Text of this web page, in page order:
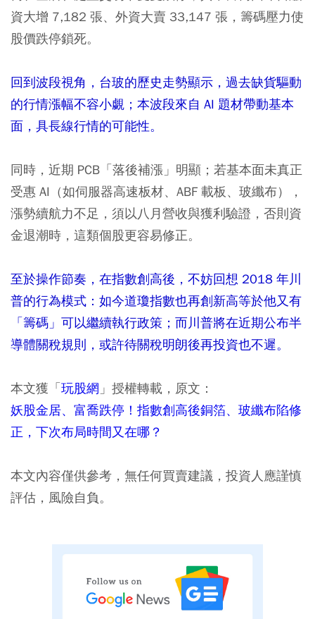
資大增 7,182 張、外資大賣 33,147 張，籌碼壓力使
股價跌停鎖死。
回到波段視角，台玻的歷史走勢顯示，過去缺貨驅動
的行情漲幅不容小覷；本波段來自 AI 題材帶動基本
面，具長線行情的可能性。
同時，近期 PCB「落後補漲」明顯；若基本面未真正
受惠 AI（如伺服器高速板材、ABF 載板、玻纖布），
漲勢續航力不足，須以八月營收與獲利驗證，否則資
金退潮時，這類個股更容易修正。
至於操作節奏，在指數創高後，不妨回想 2018 年川
普的行為模式：如今道瓊指數也再創新高等於他又有
「籌碼」可以繼續執行政策；而川普將在近期公布半
導體關稅規則，或許待關稅明朗後再投資也不遲。
本文獲「玩股網 」授權轉載，原文：
妖股金居、富喬跌停！指數創高後銅箔、玻纖布陷修
正，下次布局時間又在哪？
本文內容僅供參考，無任何買賣建議，投資人應謹慎
評估，風險自負。